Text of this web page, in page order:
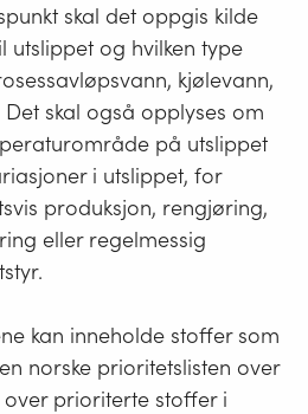
skal det oppgis kilde
utslippet og hvilken type
kjølevann,
skal også opplyses om
på utslippet
i utslippet, for
produksjon, rengjøring,
eller regelmessig
kan inneholde stoffer som
norske prioritetslisten over
prioriterte stoffer i